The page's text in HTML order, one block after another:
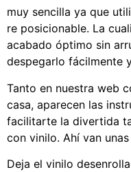
muy sencilla ya que
re posicionable. La
acabado óptimo sin
despegarlo fácilmente
Tanto en nuestra web
casa, aparecen las
facilitarte la divertida
con vinilo. Ahí van
Deja el vinilo